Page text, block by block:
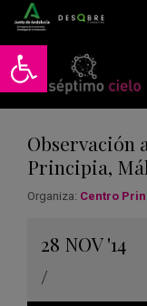
Abrir barra de
Observación
Principia,
Organiza: Centro
28 NOV'14
/